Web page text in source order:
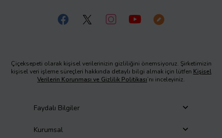
Çiçeksepeti olarak kişisel verilerinizin gizliliğini önemsiyoruz. Şirketimizin
kişisel veri işleme süreçleri hakkında detaylı bilgi almak için lütfen Kişisel
Verilerin Korunması ve Gizlilik Politikası’nı inceleyiniz.
Faydalı Bilgiler
Kurumsal